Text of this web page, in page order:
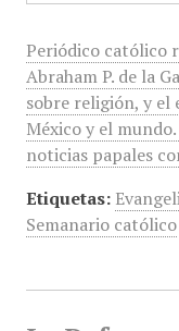
Periódico católico
Abraham P. de la
sobre religión, y el
México y el
noticias papales
Etiquetas:
Semanario católico